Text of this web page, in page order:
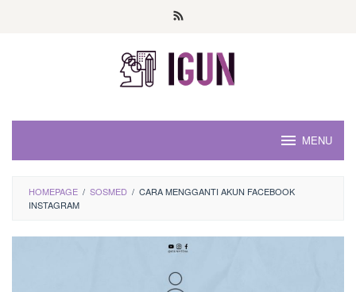
MENU
HOMEPAGE / SOSMED / CARA MENGGANTI AKUN FACEBOOK
INSTAGRAM